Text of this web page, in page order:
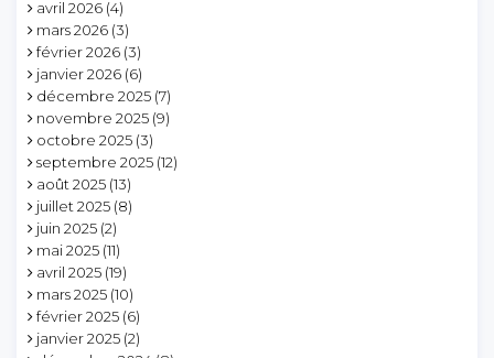
avril 2026 (4)
mars 2026 (3)
février 2026 (3)
janvier 2026 (6)
décembre 2025 (7)
novembre 2025 (9)
octobre 2025 (3)
septembre 2025 (12)
août 2025 (13)
juillet 2025 (8)
juin 2025 (2)
mai 2025 (11)
avril 2025 (19)
mars 2025 (10)
février 2025 (6)
janvier 2025 (2)